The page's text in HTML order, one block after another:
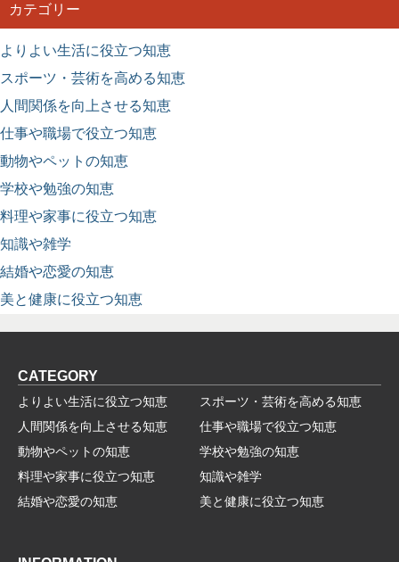
カテゴリー
よりよい生活に役立つ知恵
スポーツ・芸術を高める知恵
人間関係を向上させる知恵
仕事や職場で役立つ知恵
動物やペットの知恵
学校や勉強の知恵
料理や家事に役立つ知恵
知識や雑学
結婚や恋愛の知恵
美と健康に役立つ知恵
CATEGORY
よりよい生活に役立つ知恵
スポーツ・芸術を高める知恵
人間関係を向上させる知恵
仕事や職場で役立つ知恵
動物やペットの知恵
学校や勉強の知恵
料理や家事に役立つ知恵
知識や雑学
結婚や恋愛の知恵
美と健康に役立つ知恵